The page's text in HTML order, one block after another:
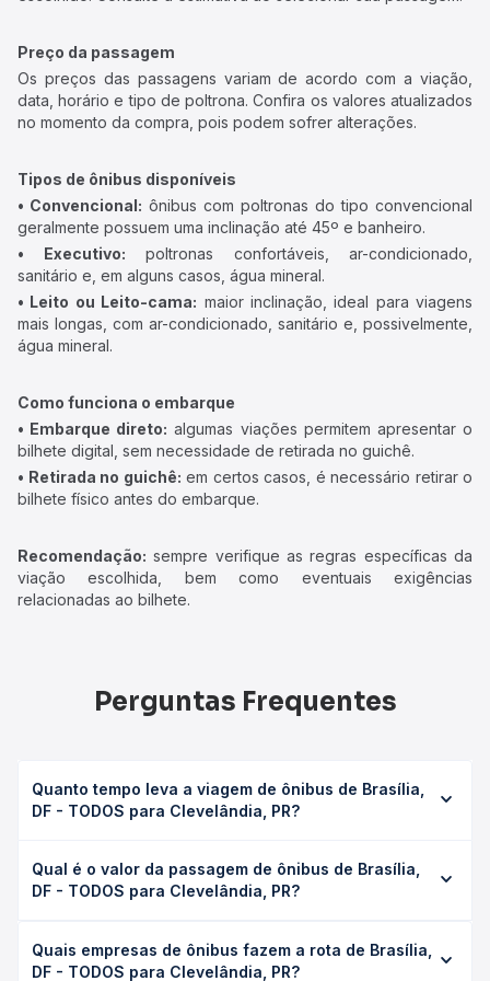
Preço da passagem
Os preços das passagens variam de acordo com a viação,
data, horário e tipo de poltrona. Confira os valores atualizados
no momento da compra, pois podem sofrer alterações.
Tipos de ônibus disponíveis
• Convencional: ônibus com poltronas do tipo convencional
geralmente possuem uma inclinação até 45º e banheiro.
• Executivo: poltronas confortáveis, ar-condicionado,
sanitário e, em alguns casos, água mineral.
• Leito ou Leito-cama: maior inclinação, ideal para viagens
mais longas, com ar-condicionado, sanitário e, possivelmente,
água mineral.
Como funciona o embarque
• Embarque direto: algumas viações permitem apresentar o
bilhete digital, sem necessidade de retirada no guichê.
• Retirada no guichê: em certos casos, é necessário retirar o
bilhete físico antes do embarque.
Recomendação: sempre verifique as regras específicas da
viação escolhida, bem como eventuais exigências
relacionadas ao bilhete.
Perguntas Frequentes
Quanto tempo leva a viagem de ônibus de Brasília,
DF - TODOS para Clevelândia, PR?
Clevelândia, PR leva em média 32h 10min, podendo variar
conforme a viação, o tipo de serviço (convencional,
duração exata de cada opção na data desejada.
Qual é o valor da passagem de ônibus de Brasília,
DF - TODOS para Clevelândia, PR?
para Clevelândia, PR custa em média R$ 732,39 e varia
conforme a data da viagem, a empresa, o tipo de poltrona
Quais empresas de ônibus fazem a rota de Brasília,
DF - TODOS para Clevelândia, PR?